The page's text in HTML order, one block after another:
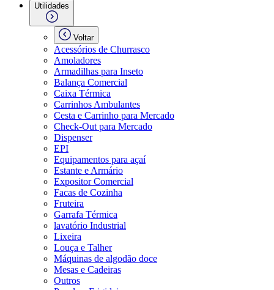
Utilidades
Voltar
Acessórios de Churrasco
Amoladores
Armadilhas para Inseto
Balança Comercial
Caixa Térmica
Carrinhos Ambulantes
Cesta e Carrinho para Mercado
Check-Out para Mercado
Dispenser
EPI
Equipamentos para açaí
Estante e Armário
Expositor Comercial
Facas de Cozinha
Fruteira
Garrafa Térmica
lavatório Industrial
Lixeira
Louça e Talher
Máquinas de algodão doce
Mesas e Cadeiras
Outros